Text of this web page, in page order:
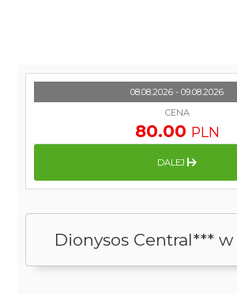
Dionysos Central***
08.08.2026 - 09.08.2026
CENA
80.00 PLN
DALEJ